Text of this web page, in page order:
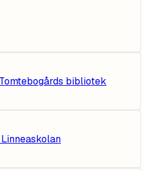
bibliotek